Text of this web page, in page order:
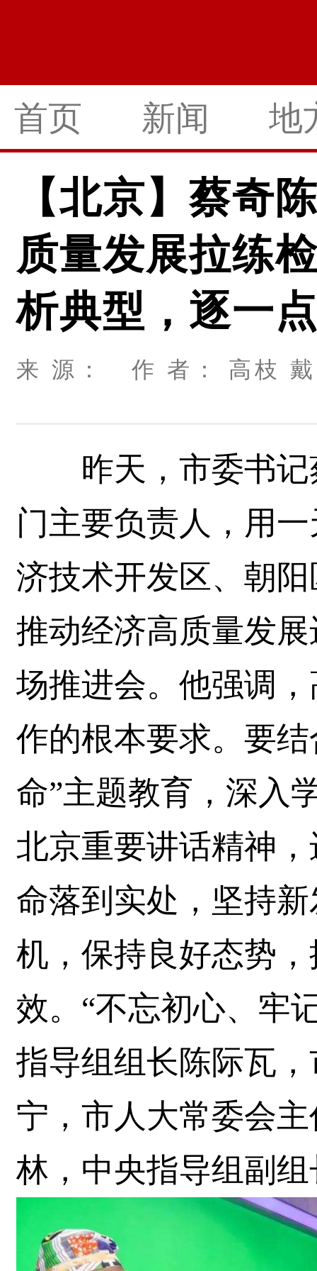
首页 新闻 地
【北京】蔡奇
质量发展拉练
析典型，逐一
来 源： 作 者： 高枝
昨天，市委书记
门主要负责人，用
济技术开发区、朝
推动经济高质量发
场推进会。他强调
作的根本要求。要
命”主题教育，深入
北京重要讲话精神
命落到实处，坚持
机，保持良好态势
效。“不忘初心、牢
指导组组长陈际瓦
宁，市人大常委会
林，中央指导组副